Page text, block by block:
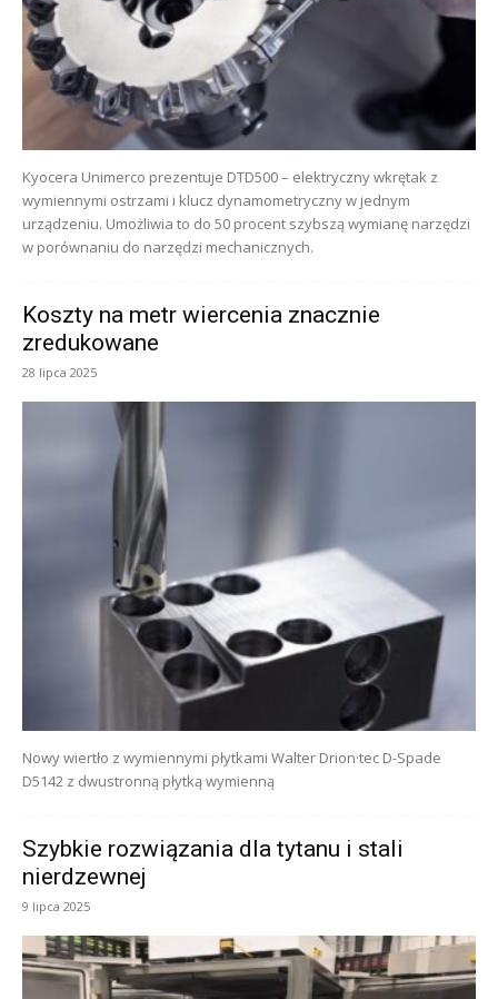
Kyocera Unimerco prezentuje DTD500 – elektryczny wkrętak z
wymiennymi ostrzami i klucz dynamometryczny w jednym
urządzeniu. Umożliwia to do 50 procent szybszą wymianę narzędzi
w porównaniu do narzędzi mechanicznych.
Koszty na metr wiercenia znacznie
zredukowane
28 lipca 2025
Nowy wiertło z wymiennymi płytkami Walter Drion·tec D-Spade
D5142 z dwustronną płytką wymienną
Szybkie rozwiązania dla tytanu i stali
nierdzewnej
9 lipca 2025